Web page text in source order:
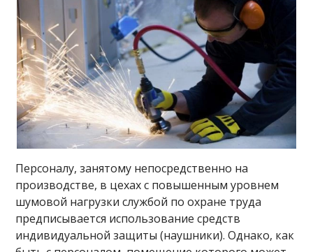
Персоналу, занятому непосредственно на
производстве, в цехах с повышенным уровнем
шумовой нагрузки службой по охране труда
предписывается использование средств
индивидуальной защиты (наушники). Однако, как